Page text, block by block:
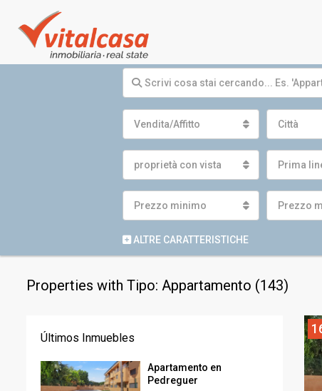
Vendita/Affitto Città
proprietà con vista Prima
Prezzo minimo Prezzo
ALTRE CARATTERISTICHE
Properties with Tipo: Appartamento (143)
Últimos Inmuebles
Apartamento en
Pedreguer